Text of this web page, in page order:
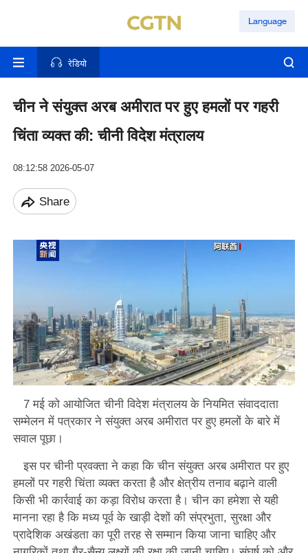
Language
रेडियो
चीन ने संयुक्त अरब अमीरात पर हुए हमलों पर गहरी
चिंता व्यक्त की: चीनी विदेश मंत्रालय
08:12:58 2026-05-07
Share
7 मई को आयोजित चीनी विदेश मंत्रालय के नियमित संवाददाता
सम्मेलन में पत्रकार ने संयुक्त अरब अमीरात पर हुए हमलों के बारे में
सवाल पूछा।
इस पर चीनी प्रवक्ता ने कहा कि चीन संयुक्त अरब अमीरात पर हुए
हमलों पर गहरी चिंता व्यक्त करता है और क्षेत्रीय तनाव बढ़ाने वाली
किसी भी कार्रवाई का कड़ा विरोध करता है। चीन का हमेशा से यही
मानना ​​रहा है कि मध्य पूर्व के खाड़ी देशों की संप्रभुता, सुरक्षा और
प्रादेशिक अखंडता का पूरी तरह से सम्मान किया जाना चाहिए और